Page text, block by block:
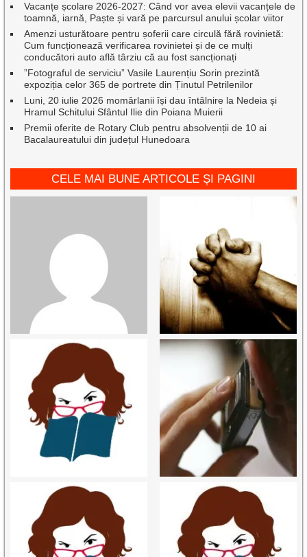
Vacanțe școlare 2026-2027: Când vor avea elevii vacanțele de
toamnă, iarnă, Paște și vară pe parcursul anului școlar viitor
Amenzi usturătoare pentru șoferii care circulă fără rovinietă:
Cum funcționează verificarea rovinietei și de ce mulți
conducători auto află târziu că au fost sancționați
”Fotograful de serviciu” Vasile Laurențiu Sorin prezintă
expoziția celor 365 de portrete din Ținutul Petrilenilor
Luni, 20 iulie 2026 momârlanii își dau întâlnire la Nedeia și
Hramul Schitului Sfântul Ilie din Poiana Muierii
Premii oferite de Rotary Club pentru absolvenții de 10 ai
Bacalaureatului din județul Hunedoara
CELE MAI BUNE ARTICOLE ȘI PAGINI